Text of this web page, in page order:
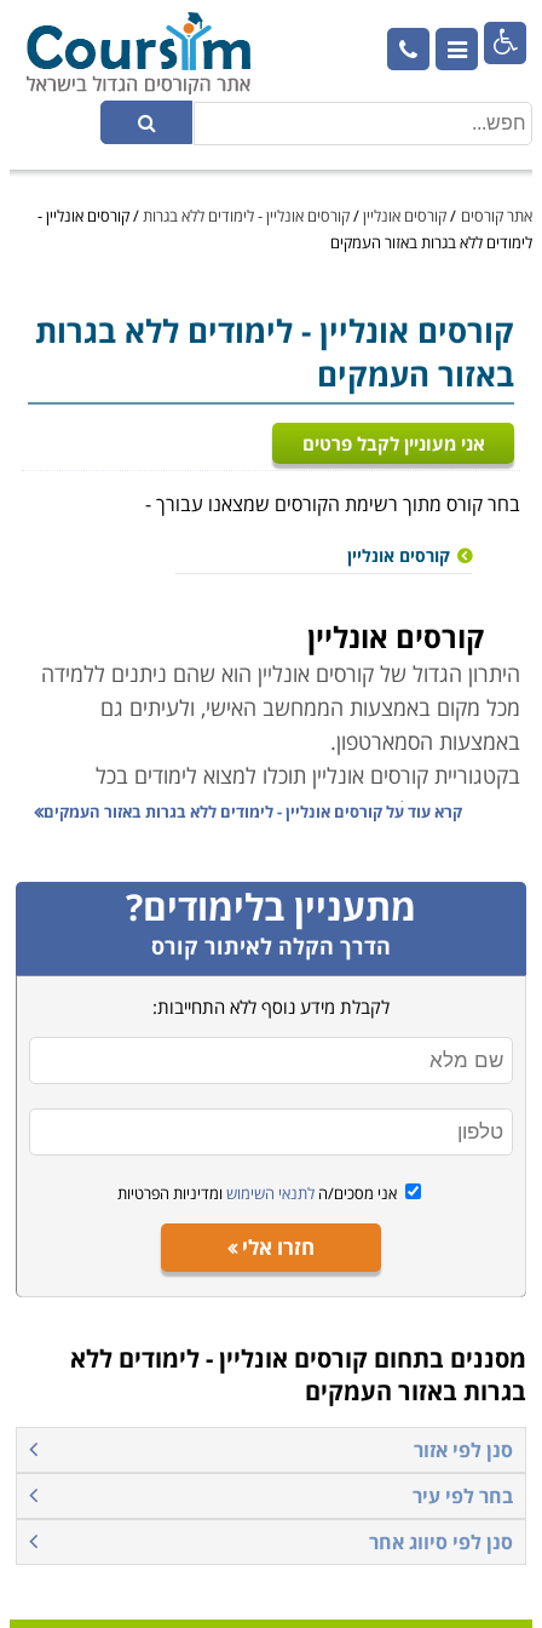

אתר קורסים /קורסים אונליין/קורסים אונליין - לימודים ללא בגרות/קורסים אונליין -
לימודים ללא בגרות באזור העמקים
קורסים אונליין - לימודים ללא בגרות
באזור העמקים
אני מעוניין לקבל פרטים
בחר קורס מתוך רשימת הקורסים שמצאנו עבורך -
קורסים אונליין
קורסים אונליין
היתרון הגדול של קורסים אונליין הוא שהם ניתנים ללמידה
מכל מקום באמצעות הממחשב האישי, ולעיתים גם
באמצעות הסמארטפון.
בקטגוריית קורסים אונליין תוכלו למצוא לימודים בכל
התחומים ובכל הרמות.
ושוק ההון, המחשבים והתוכנה, חינוך, עיצוב ואפילו ספורט.
קורסים רבים מועברים פרונטלית באמצעות מצלמת
המחשב ומאפשרים שיחה אינטרקטיבית בין המרצה
לתלמידים.
חלק מהקורסים הם בפורמט של קורסים מוקלטים –
הרצאות, בהם ניתן לקבל ידע נרחב בתחום המבוקש, לחזור
על חומר שנלמד ולהעמיק בידע הנרכש.
קראו בקטגוריית קורסים אונליין את פירוט הקורסים, בחרו את
הקורס המתאים, מלאו את הפרטים ונציג הקורס יצור אתכם
קשר בהקדם.
קרא עוד עלקורסים אונליין - לימודים ללא בגרות באזור העמקים
מתעניין בלימודים?
הדרך הקלה לאיתור קורס
לקבלת מידע נוסף ללא התחייבות:
אני מסכים/ה לתנאי השימוש ומדיניות הפרטיות
חזרו אלי
מסננים בתחום קורסים אונליין - לימודים ללא
בגרות באזור העמקים
סנן לפי אזור
בחר לפי עיר
סנן לפי סיווג אחר